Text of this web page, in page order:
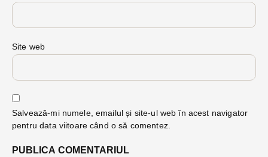
Site web
Salvează-mi numele, emailul și site-ul web în acest navigator
pentru data viitoare când o să comentez.